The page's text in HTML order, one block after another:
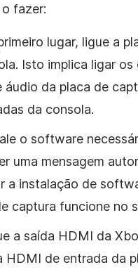
fazer:
lugar, ligue a
Isto implica ligar os
áudio da placa de
da consola.
o software
uma mensagem
a instalação de
captura funcione no
a saída HDMI da
HDMI de entrada da